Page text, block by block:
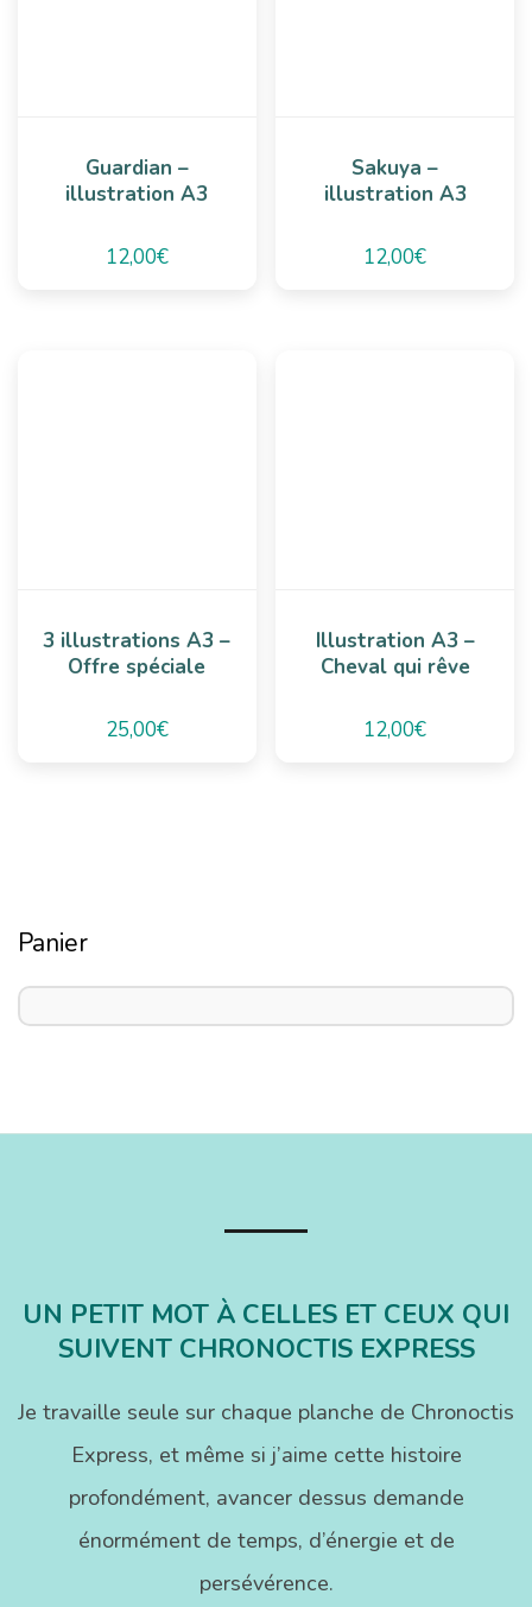
Guardian –
illustration A3
12,00€
Sakuya –
illustration A3
12,00€
3 illustrations A3 –
Offre spéciale
25,00€
Illustration A3 –
Cheval qui rêve
12,00€
Panier
UN PETIT MOT À CELLES ET CEUX QUI
SUIVENT CHRONOCTIS EXPRESS
Je travaille seule sur chaque planche de Chronoctis
Express, et même si j’aime cette histoire
profondément, avancer dessus demande
énormément de temps, d’énergie et de
persévérence.